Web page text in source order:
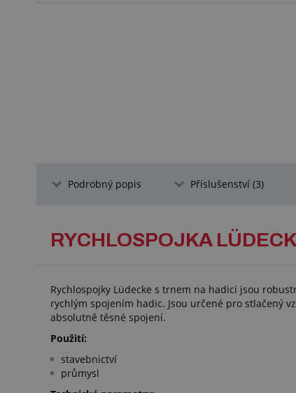
Podrobný popis Příslušenství (3)
RYCHLOSPOJKA
Rychlospojky Lüdecke s trnem na hadici jsou
rychlým spojením hadic. Jsou určené pro stlačený
absolutně těsné spojení.
Použití:
stavebnictví
průmysl